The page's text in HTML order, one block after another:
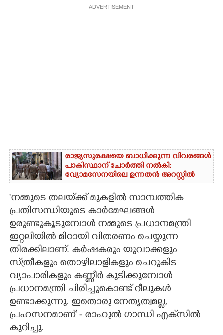
ADVERTISEMENT
രാജ്യസുരക്ഷയെ ബാധിക്കുന്ന വിവരങ്ങൾ
പാകിസ്ഥാന് ചോ‌ർത്തി നൽകി;
വ്യോമസേനയിലെ ഉന്നതൻ അറസ്റ്റിൽ
'നമ്മുടെ തലയ്‌ക്ക് മുകളിൽ സാമ്പത്തിക
പ്രതിസന്ധിയുടെ കാർമേഘങ്ങൾ
ഉരുണ്ടുകൂടുമ്പോൾ നമ്മുടെ പ്രധാനമന്ത്രി
ഇറ്റലിയിൽ മിഠായി വിതരണം ചെയ്യുന്ന
തിരക്കിലാണ്. കർഷകരും യുവാക്കളും
സ്‌ത്രീകളും തൊഴിലാളികളും ചെറുകിട
വ്യാപാരികളും കണ്ണീർ കുടിക്കുമ്പോൾ
പ്രധാനമന്ത്രി ചിരിച്ചുകൊണ്ട് റീലുകൾ
ഉണ്ടാക്കുന്നു. ഇതൊരു നേതൃത്വമല്ല,
പ്രഹസനമാണ്' - രാഹുൽ ഗാന്ധി എക്‌സിൽ
കുറിച്ചു.